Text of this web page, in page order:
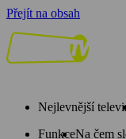
Přejít na obsah
Nejlevnější
FunkceNa čem